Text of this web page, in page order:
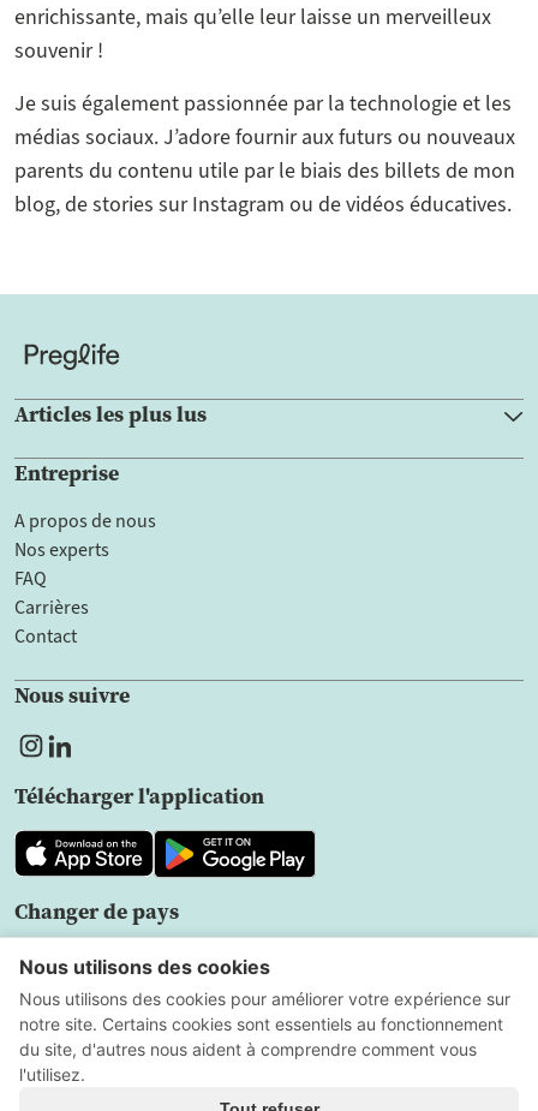
enrichissante, mais qu’elle leur laisse un merveilleux
souvenir !
Je suis également passionnée par la technologie et les
médias sociaux. J’adore fournir aux futurs ou nouveaux
parents du contenu utile par le biais des billets de mon
blog, de stories sur Instagram ou de vidéos éducatives.
Articles les plus lus
Entreprise
A propos de nous
Nos experts
FAQ
Carrières
Contact
Nous suivre
Télécharger l'application
Changer de pays
FR
Politique de confidentialité